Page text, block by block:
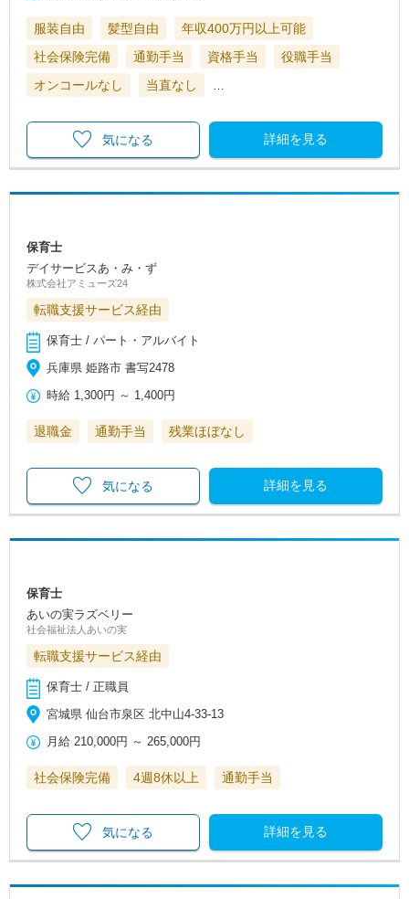
服装自由 髪型自由
年収400万円以上可能
社会保険完備
通勤手当 資格手当
役職手当
オンコールなし
当直なし
詳細を見る
気になる
保育士
デイサービスあ・み・ず
株式会社アミューズ24
転職支援サービス経由
保育士 / パート・アルバイト
兵庫県 姫路市 書写2478
時給 1,300円 ～ 1,400円
退職金 通勤手当 残業ほぼなし
詳細を見る
気になる
保育士
あいの実ラズベリー
社会福祉法人あいの実
転職支援サービス経由
保育士 / 正職員
宮城県 仙台市泉区 北中山4-33-13
月給 210,000円 ～ 265,000円
社会保険完備 4週8休以上 通勤手当
詳細を見る
気になる